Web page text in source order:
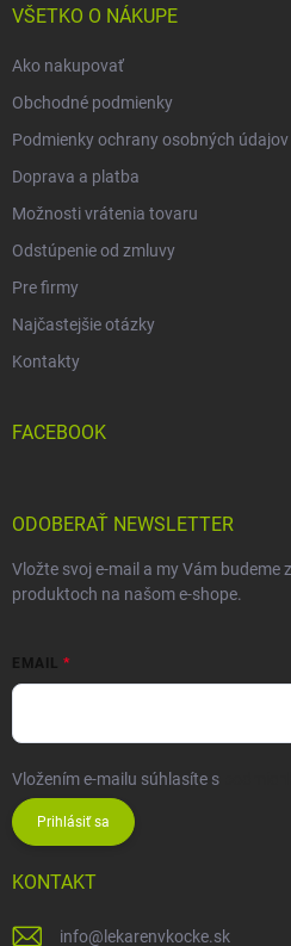
VŠETKO O NÁKUPE
Ako nakupovať
Obchodné podmienky
Podmienky ochrany osobných údajov
Doprava a platba
Možnosti vrátenia tovaru
Odstúpenie od zmluvy
Pre firmy
Najčastejšie otázky
Kontakty
FACEBOOK
ODOBERAŤ NEWSLETTER
Vložte svoj e-mail a my Vám budeme
produktoch na našom e-shope.
EMAIL
Vložením e-mailu súhlasíte s
Prihlásiť sa
KONTAKT
info@ lekarenvkocke.sk